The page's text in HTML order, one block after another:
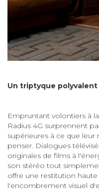
Un triptyque polyvalent
Empruntant volontiers à
Radius 4G surprennent
supérieures à ce que
penser. Dialogues
originales de films à
son stéréo tout
offre une restitution haute
l'encombrement visuel